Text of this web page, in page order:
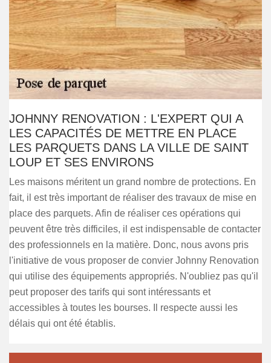
JOHNNY RENOVATION : L'EXPERT QUI A
LES CAPACITÉS DE METTRE EN PLACE
LES PARQUETS DANS LA VILLE DE SAINT
LOUP ET SES ENVIRONS
Les maisons méritent un grand nombre de protections. En
fait, il est très important de réaliser des travaux de mise en
place des parquets. Afin de réaliser ces opérations qui
peuvent être très difficiles, il est indispensable de contacter
des professionnels en la matière. Donc, nous avons pris
l'initiative de vous proposer de convier Johnny Renovation
qui utilise des équipements appropriés. N'oubliez pas qu'il
peut proposer des tarifs qui sont intéressants et
accessibles à toutes les bourses. Il respecte aussi les
délais qui ont été établis.